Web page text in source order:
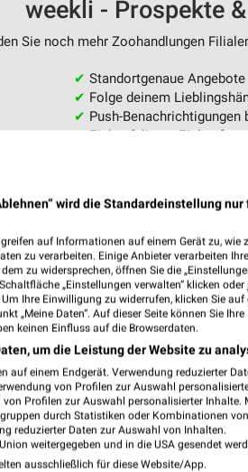
weekli - Prospekte
Sie noch mehr Zoohandlungen
✔ Standortgenaue Angebote
✔ Folge deinem
✔ Push-Benachrichtigungen
✔Einkaufsliste - Einkauf
wird die Standardeinstellung
auf Informationen auf einem Gerät zu, wie
zu verarbeiten. Einige Anbieter verarbeiten
zu widersprechen, öffnen Sie die
„Einstellungen verwalten“ klicken
Ihre Einwilligung zu widerrufen, klicken Sie
„Meine Daten“. Auf dieser Seite können Sie
keinen Einfluss auf die Browserdaten.
um die Leistung der Website zu
auf einem Endgerät. Verwendung reduzierter
von Profilen zur Auswahl
Profilen zur Auswahl personalisierter Inhalte.
durch Statistiken oder Kombinationen
reduzierter Daten zur Auswahl von Inhalten.
weitergegeben und in die USA gesendet
ausschließlich für diese Website/App.